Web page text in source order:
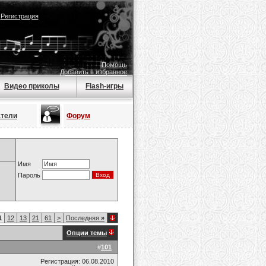
Регистрация
Помощь
Добавить в избранное
Видео приколы Flash-игры
Форум
Имя
Пароль
12 13 21 61 > Последняя »
Опции темы
#101
Регистрация: 06.08.2010